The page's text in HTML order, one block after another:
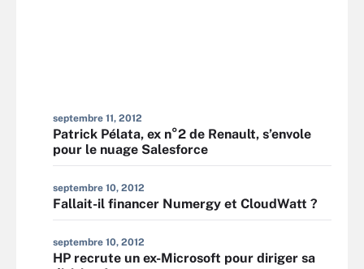
septembre 11, 2012
Patrick Pélata, ex n°2 de Renault, s’envole
pour le nuage Salesforce
septembre 10, 2012
Fallait-il financer Numergy et CloudWatt ?
septembre 10, 2012
HP recrute un ex-Microsoft pour diriger sa